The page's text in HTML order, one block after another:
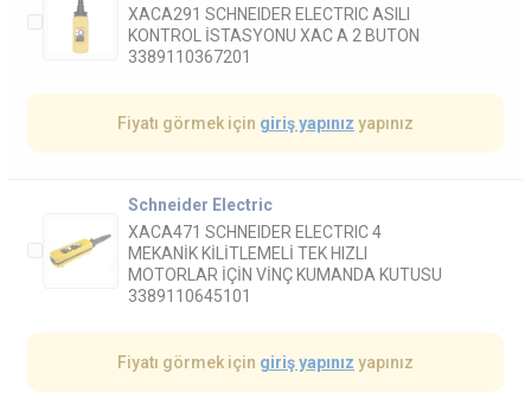
XACA291 SCHNEIDER ELECTRIC ASILI
KONTROL İSTASYONU XAC A 2 BUTON
3389110367201
Fiyatı görmek için giriş yapınız yapınız
Schneider Electric
XACA471 SCHNEIDER ELECTRIC 4
MEKANİK KİLİTLEMELİ TEK HIZLI
MOTORLAR İÇİN VİNÇ KUMANDA KUTUSU
3389110645101
Fiyatı görmek için giriş yapınız yapınız